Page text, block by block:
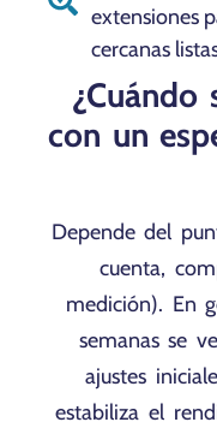
extensiones
cercanas
¿Cuándo
con un
Depende del
cuenta,
medición). En
semanas se
ajustes
estabiliza el